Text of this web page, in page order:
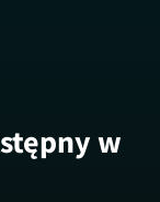
w